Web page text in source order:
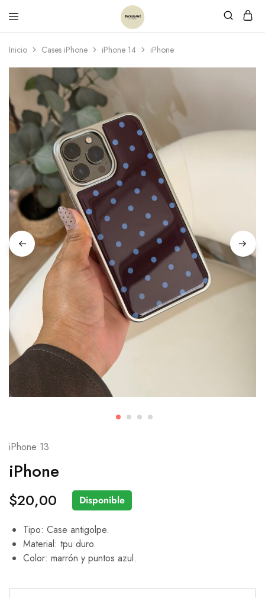
Inicio Cases iPhone iPhone 14 iPhone
iPhone 13
iPhone
$20,00 Disponible
Tipo: Case antigolpe.
Material: tpu duro.
Color: marrón y puntos azul.